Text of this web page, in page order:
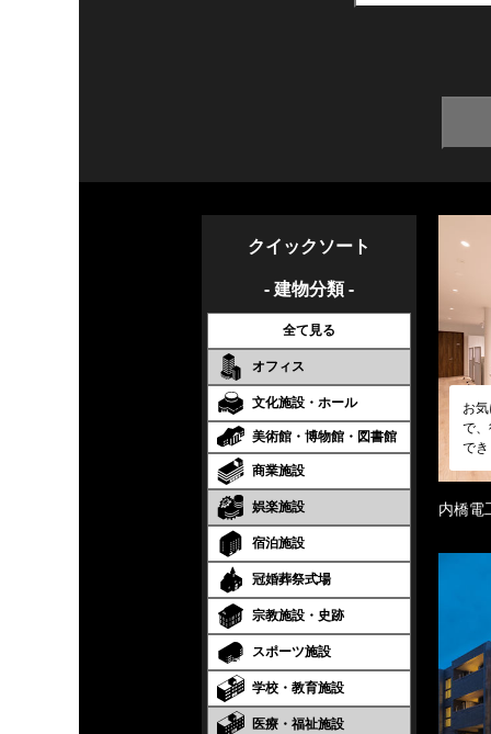
クイックソート
- 建物分類 -
全て見る
オフィス
文化施設・ホール
美術館・博物館・図書館
商業施設
娯楽施設
宿泊施設
冠婚葬祭式場
宗教施設・史跡
スポーツ施設
学校・教育施設
医療・福祉施設
お
で
で
内橋電